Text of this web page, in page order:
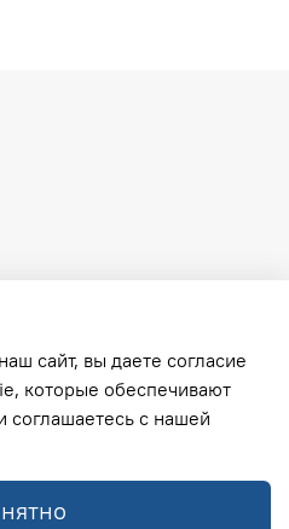
сайт, вы даете согласие
которые обеспечивают
соглашаетесь с нашей